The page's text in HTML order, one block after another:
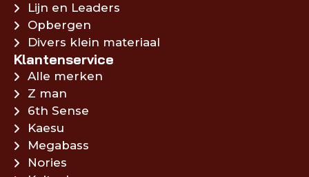
Lijn en Leaders
Opbergen
Divers klein materiaal
Klantenservice
Alle merken
Z man
6th Sense
Kaesu
Megabass
Nories